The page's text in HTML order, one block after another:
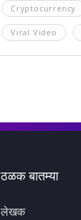
Cryptocurrency
Viral Video
ठळक बातम्या
लेखक